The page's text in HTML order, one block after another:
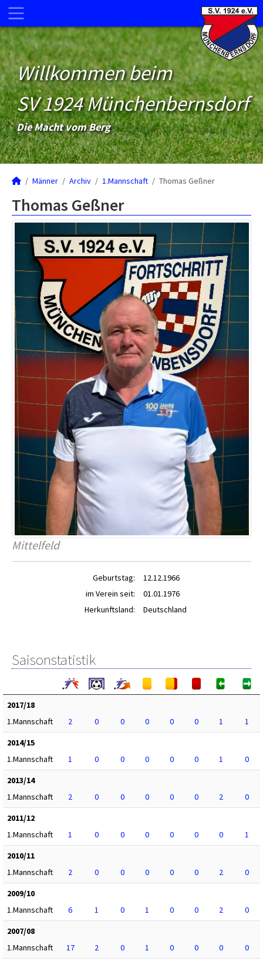
Willkommen beim
SV 1924 Münchenbernsdorf
Die Macht vom Berg
Männer Archiv 1.Mannschaft Thomas Geßner
Thomas Geßner
Mittelfeld
Geburtstag:
12.12.1966
im Verein seit:
01.01.1976
Herkunftsland:
Deutschland
Saisonstatistik
2017/18
1.Mannschaft
2 0 0 0 0 0 1
1
2014/15
1.Mannschaft
1 0 0 0 0 0 1
0
2013/14
1.Mannschaft
2 0 0 0 0 0 2
0
2011/12
1.Mannschaft
1 0 0 0 0 0 0
1
2010/11
1.Mannschaft
2 0 0 0 0 0 2
0
2009/10
1.Mannschaft
6 1 0 1 0 0 2
0
2007/08
1.Mannschaft
17 2 0 1 0 0 0
0